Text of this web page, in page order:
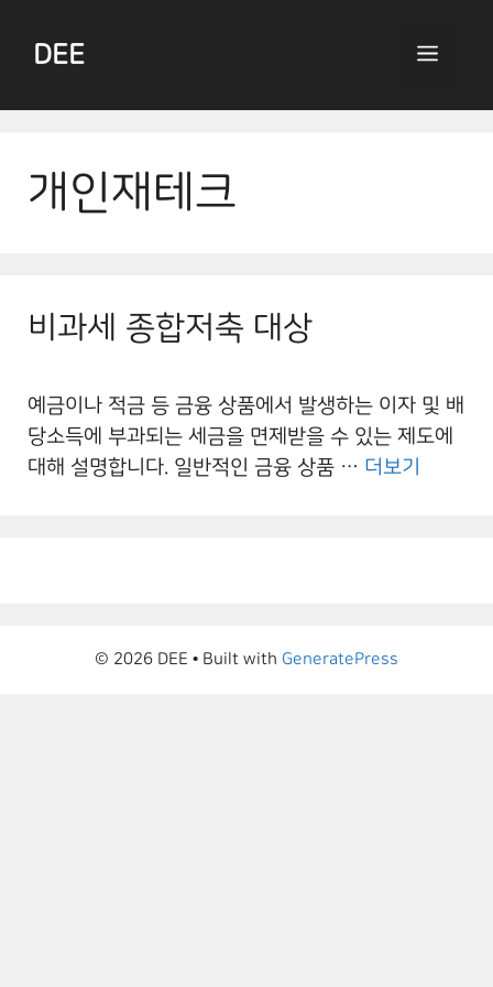
DEE Menu
개인재테크
비과세 종합저축 대상
예금이나 적금 등 금융 상품에서 발생하는 이자 및 배
당소득에 부과되는 세금을 면제받을 수 있는 제도에
대해 설명합니다. 일반적인 금융 상품 … 더보기
© 2026 DEE • Built with GeneratePress